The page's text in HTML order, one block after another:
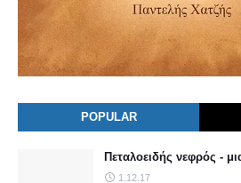
POPULAR
Πεταλοειδής νεφρός -
1.12.17